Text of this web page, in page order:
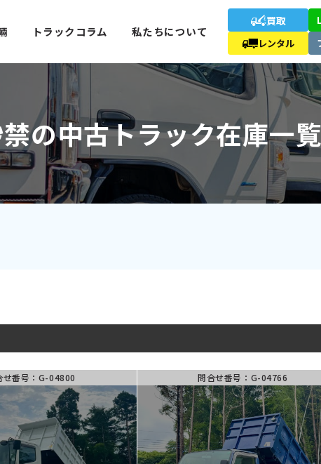
トラックコラム 私たちについて
買取
レンタル
の中古トラック在庫一覧
ーン バン･ウィング 冷凍車
ク車 高所作業車 特殊車両
せ番号：G-04800 問合せ番号：G-04766